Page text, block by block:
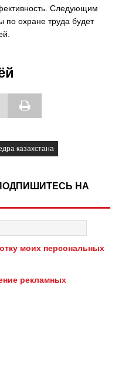
Следующим
по охране труда будет
казахстана
НА
моих персональных
рекламных